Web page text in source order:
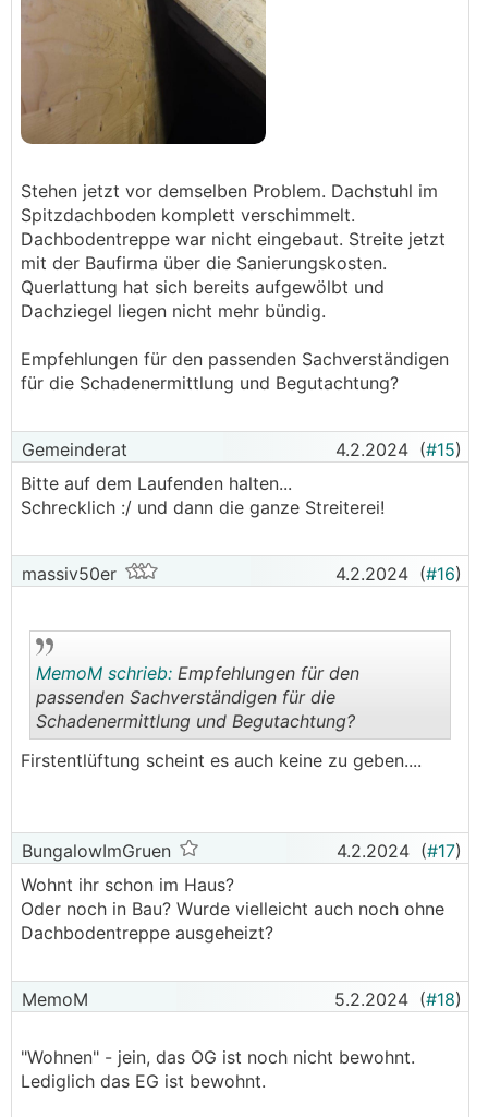
Stehen jetzt vor demselben Problem. Dachstuhl im
Spitzdachboden komplett verschimmelt.
Dachbodentreppe war nicht eingebaut. Streite jetzt
mit der Baufirma über die Sanierungskosten.
Querlattung hat sich bereits aufgewölbt und
Dachziegel liegen nicht mehr bündig.
Empfehlungen für den passenden Sachverständigen
für die Schadenermittlung und Begutachtung?
Gemeinderat 4.2.2024 (#15)
Bitte auf dem Laufenden halten...
Schrecklich :/ und dann die ganze Streiterei!
massiv50er 4.2.2024 (#16)
..
MemoM schrieb: Empfehlungen für den
passenden Sachverständigen für die
Schadenermittlung und Begutachtung?
Firstentlüftung scheint es auch keine zu geben....
BungalowImGruen 4.2.2024 (#17)
Wohnt ihr schon im Haus?
Oder noch in Bau? Wurde vielleicht auch noch ohne
Dachbodentreppe ausgeheizt?
MemoM 5.2.2024 (#18)
"Wohnen" - jein, das OG ist noch nicht bewohnt.
Lediglich das EG ist bewohnt.